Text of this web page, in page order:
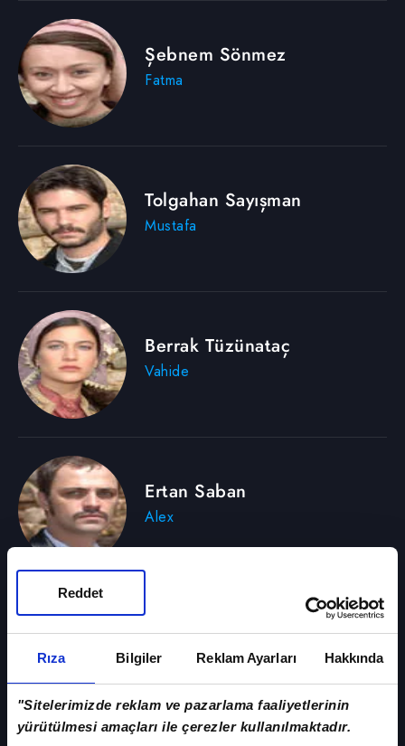
Rıza Bilgiler Reklam Ayarları Hakkında
"Sitelerimizde reklam ve pazarlama faaliyetlerinin
yürütülmesi amaçları ile çerezler kullanılmaktadır.
Reddet
Şebnem Sönmez
Fatma
Tolgahan Sayışman
Mustafa
Berrak Tüzünataç
Vahide
Ertan Saban
Alex
Filiz Ahmet
Zarife